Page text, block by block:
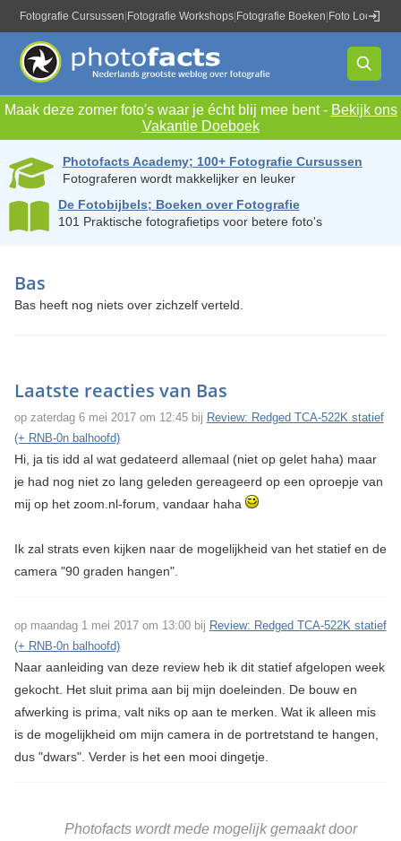
Fotografie Cursussen Fotografie Workshops Fotografie Boeken Foto Locaties
Maak deze zomer foto's waar je écht blij mee bent - Bekijk ons
Vakantie Doeboek
Photofacts Academy; 100+ Fotografie Cursussen
Fotograferen wordt makkelijker en leuker
De Fotobijbels; Boeken over Fotografie
101 Praktische fotografietips voor betere foto's
Bas
Bas heeft nog niets over zichzelf verteld.
Laatste reacties van Bas
op zaterdag 6 mei 2017 om 12:45 bij Review: Redged TCA-522K statief
(+ RNB-0n balhoofd)
Hi, ja tis idd al wat gedateerd allemaal (niet op gelet haha) maar
je had nog niet zo lang geleden gereageerd op een oproepje van
mij op het zoom.nl-forum, vandaar haha
Ik zal strats even kijken naar de mogelijkheid van het statief en de
camera "90 graden hangen".
op maandag 1 mei 2017 om 13:00 bij Review: Redged TCA-522K statief
(+ RNB-0n balhoofd)
Naar aanleiding van deze review heb ik dit statief afgelopen week
gekocht. Het sluit prima aan bij mijn doeleinden. De bouw en
afwerking is prima, valt niks op aan te merken. Wat ik alleen mis
is de mogelijkheid om mijn camera in de portretstand te hangen,
dus "dwars". Verder is het een mooi dingetje.
Photofacts wordt mede mogelijk gemaakt door